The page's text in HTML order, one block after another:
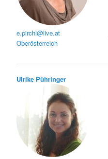
e.pirchl@live.at
Oberösterreich
Ulrike Pühringer